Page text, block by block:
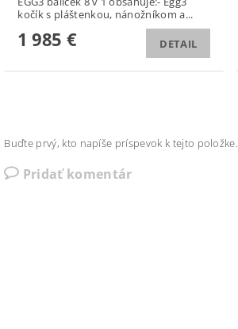
kočík s pláštenkou, nánožníkom a...
1 985 € DETAIL
Buďte prvý, kto napíše príspevok k tejto položke.
Pridať komentár